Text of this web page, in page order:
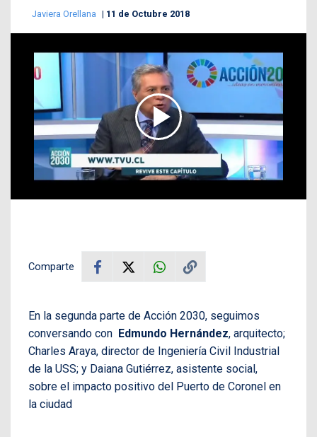
Javiera Orellana 11 de Octubre 2018
Comparte
En la segunda parte de Acción 2030, seguimos
conversando con Edmundo Hernández, arquitecto;
Charles Araya, director de Ingeniería Civil Industrial
de la USS; y Daiana Gutiérrez, asistente social,
sobre el impacto positivo del Puerto de Coronel en
la ciudad